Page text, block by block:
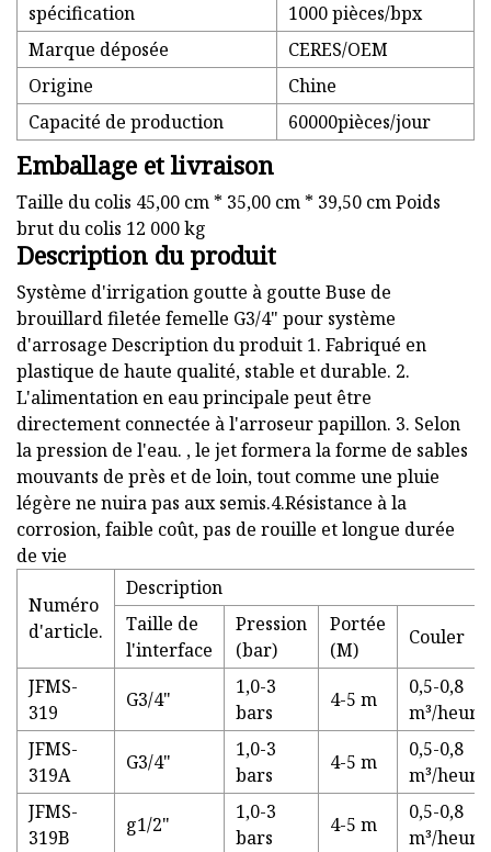
spécification
1000 pièces/bpx
Marque déposée
CERES/OEM
Origine
Chine
Capacité de production
60000pièces/jour
Emballage et livraison
Taille du colis 45,00 cm * 35,00 cm * 39,50 cm Poids
brut du colis 12 000 kg
Description du produit
Système d'irrigation goutte à goutte Buse de
brouillard filetée femelle G3/4" pour système
d'arrosage Description du produit 1. Fabriqué en
plastique de haute qualité, stable et durable. 2.
L'alimentation en eau principale peut être
directement connectée à l'arroseur papillon. 3. Selon
la pression de l'eau. , le jet formera la forme de sables
mouvants de près et de loin, tout comme une pluie
légère ne nuira pas aux semis.4.Résistance à la
corrosion, faible coût, pas de rouille et longue durée
de vie
Numéro
d'article.
Description
Taille de
l'interface
Pression
(bar)
Portée
(M)
Couler
JFMS-
319
G3/4"
1,0-3
bars
4-5 m
0,5-0,8
m³/heure
JFMS-
319A
G3/4"
1,0-3
bars
4-5 m
0,5-0,8
m³/heure
JFMS-
319B
g1/2"
1,0-3
bars
4-5 m
0,5-0,8
m³/heure